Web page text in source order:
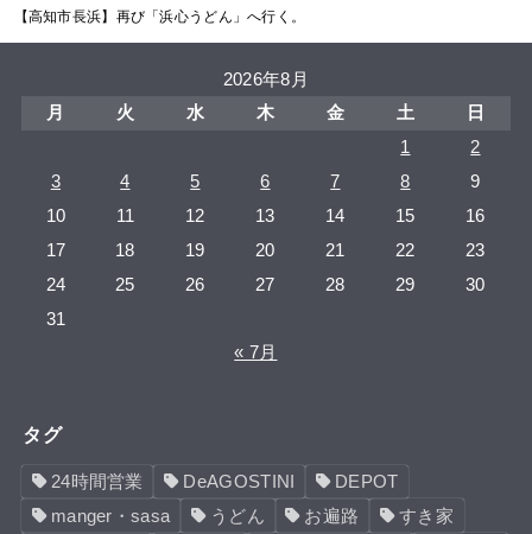
【高知市長浜】再び「浜心うどん」へ行く。
2026年8月
月
火 水 木 金 土
日
1
2
3
4 5 6 7 8
9
10
11 12 13 14 15
16
17
18 19 20 21 22
23
24
25 26 27 28 29
30
31
« 7月
タグ
24時間営業 DeAGOSTINI
DEPOT
manger・sasa
うどん お遍路
すき家